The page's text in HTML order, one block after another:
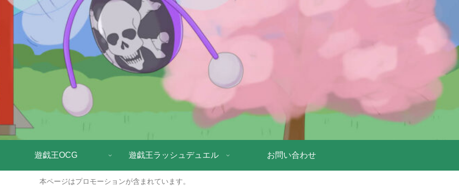
遊戯王OCG 遊戯王ラッシュデュエル お問い合わせ
本ページはプロモーションが含まれています。